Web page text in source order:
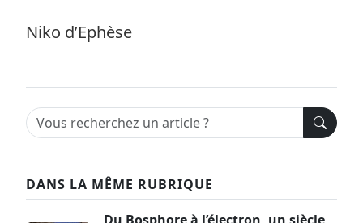
Niko d’Ephèse
DANS LA MÊME RUBRIQUE